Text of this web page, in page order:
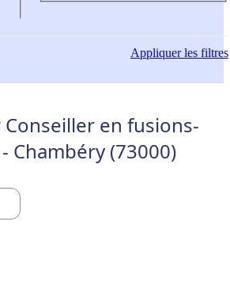
Appliquerles filtres
en fusions-
Chambéry (73000)